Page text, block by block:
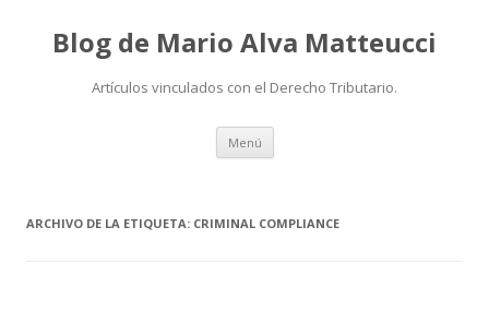
Blog de Mario Alva Matteucci
Artículos vinculados con el Derecho Tributario.
Menú Ir
contenido
ARCHIVO DE LA ETIQUETA: CRIMINAL COMPLIANCE